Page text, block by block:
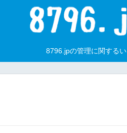
8796.jpの管理に関する